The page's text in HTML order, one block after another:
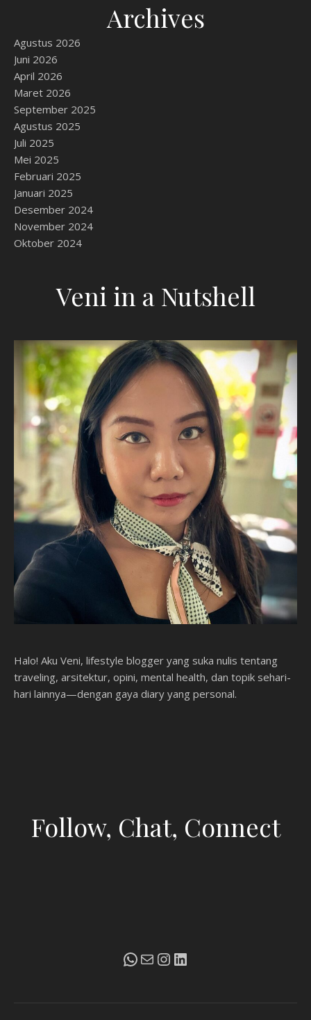
Archives
Agustus 2026
Juni 2026
April 2026
Maret 2026
September 2025
Agustus 2025
Juli 2025
Mei 2025
Februari 2025
Januari 2025
Desember 2024
November 2024
Oktober 2024
Veni in a Nutshell
Halo! Aku Veni, lifestyle blogger yang suka nulis tentang
traveling, arsitektur, opini, mental health, dan topik sehari-
hari lainnya—dengan gaya diary yang personal.
Follow, Chat, Connect
WhatsApp
MailInstagram
LinkedIn